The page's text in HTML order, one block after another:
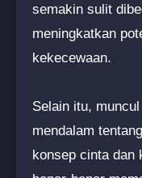
semakin sulit
meningkatkan
kekecewaan.
Selain itu,
mendalam
konsep cinta dan